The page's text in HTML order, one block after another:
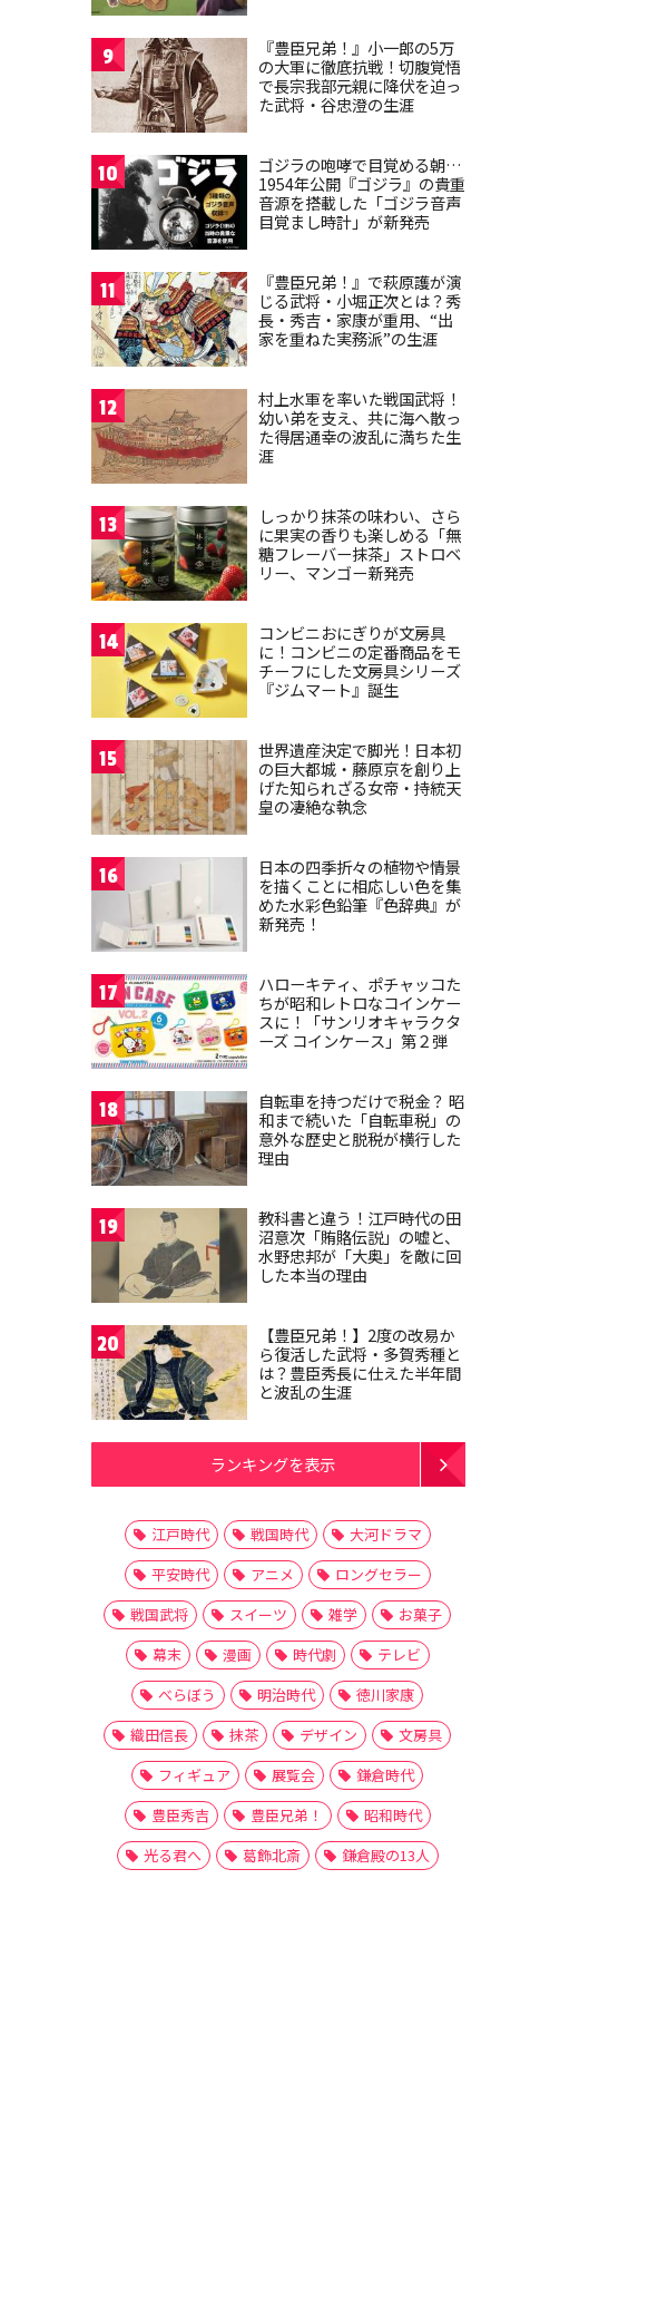
9
『豊臣兄弟！』小一郎の5万
の大軍に徹底抗戦！切腹覚悟
で長宗我部元親に降伏を迫っ
た武将・谷忠澄の生涯
10
ゴジラの咆哮で目覚める朝…
1954年公開『ゴジラ』の貴重
音源を搭載した「ゴジラ音声
目覚まし時計」が新発売
11
『豊臣兄弟！』で萩原護が演
じる武将・小堀正次とは？秀
長・秀吉・家康が重用、“出
家を重ねた実務派”の生涯
12
村上水軍を率いた戦国武将！
幼い弟を支え、共に海へ散っ
た得居通幸の波乱に満ちた生
涯
13
しっかり抹茶の味わい、さら
に果実の香りも楽しめる「無
糖フレーバー抹茶」ストロベ
リー、マンゴー新発売
14
コンビニおにぎりが文房具
に！コンビニの定番商品をモ
チーフにした文房具シリーズ
『ジムマート』誕生
15
世界遺産決定で脚光！日本初
の巨大都城・藤原京を創り上
げた知られざる女帝・持統天
皇の凄絶な執念
16
日本の四季折々の植物や情景
を描くことに相応しい色を集
めた水彩色鉛筆『色辞典』が
新発売！
17
ハローキティ、ポチャッコた
ちが昭和レトロなコインケー
スに！「サンリオキャラクタ
ーズ コインケース」第２弾
18
自転車を持つだけで税金？ 昭
和まで続いた「自転車税」の
意外な歴史と脱税が横行した
理由
19
教科書と違う！江戸時代の田
沼意次「賄賂伝説」の嘘と、
水野忠邦が「大奥」を敵に回
した本当の理由
20
【豊臣兄弟！】2度の改易か
ら復活した武将・多賀秀種と
は？豊臣秀長に仕えた半年間
と波乱の生涯
ランキングを表示
江戸時代 戦国時代
大河ドラマ
平安時代
アニメ
ロングセラー
戦国武将
スイーツ 雑学
お菓子
幕末
漫画 時代劇
テレビ
べらぼう
明治時代
徳川家康
織田信長
抹茶 デザイン
文房具
フィギュア
展覧会
鎌倉時代
豊臣秀吉
豊臣兄弟！
昭和時代
光る君へ
葛飾北斎 鎌倉殿の13人